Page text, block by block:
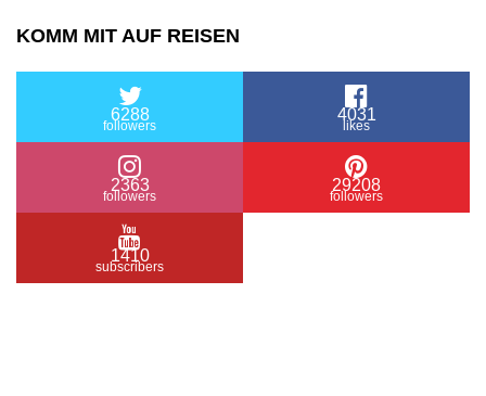
KOMM MIT AUF REISEN
6288
followers
4031
likes
2363
followers
29208
followers
1410
subscribers